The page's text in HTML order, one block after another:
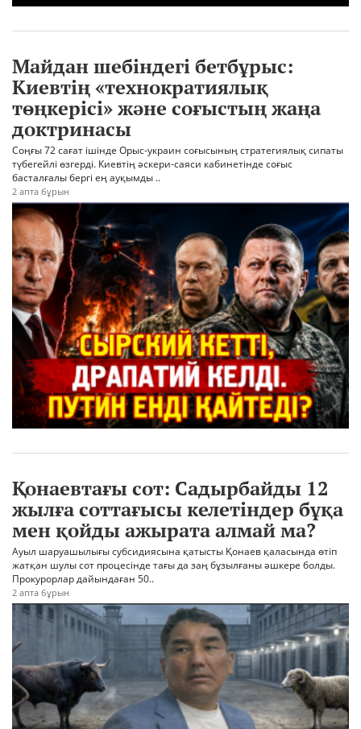
Майдан шебіндегі бетбұрыс:
Киевтің «технократиялық
төңкерісі» және соғыстың жаңа
доктринасы
Соңғы 72 сағат ішінде Орыс-украин соғысының стратегиялық сипаты
түбегейлі өзгерді. Киевтің әскери-саяси кабинетінде соғыс
басталғалы бергі ең ауқымды ..
2 апта бұрын
Қонаевтағы сот: Садырбайды 12
жылға соттағысы келетіндер бұқа
мен қойды ажырата алмай ма?
Ауыл шаруашылығы субсидиясына қатысты Қонаев қаласында өтіп
жатқан шулы сот процесінде тағы да заң бұзылғаны әшкере болды.
Прокурорлар дайындаған 50..
2 апта бұрын